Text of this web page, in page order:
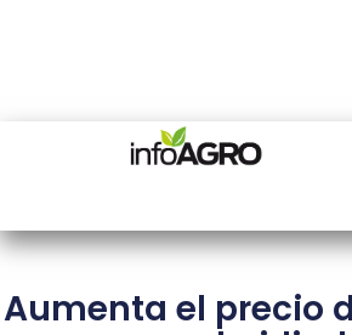
Aumenta el precio